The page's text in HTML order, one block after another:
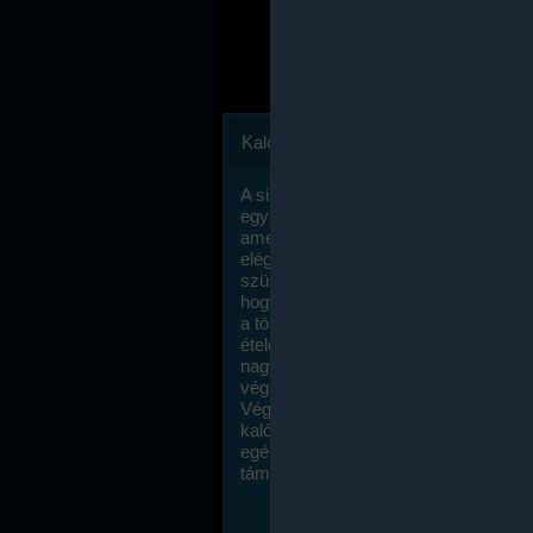
Kalóriaszámlálás
A sikeres fogyás titka valójában igen
egyszerű: égess több energiát, mint
amennyit beviszel. Természetesen
elég nagy fegyelemre és akaraterőre
szükség, de meglepődve fogod
hogy a kalóriaszámolás mennyire
a többi diétához képest. Itt nincsenek
ételek és a megengedett kalóriabevitelt
nagymértékben növelheted ha
végzel.
Végül, de nem utolsó sorban, a
kalóriaszámolás módszerét a legtöbb
egészségügyi szakorvos ajánlja és
támogatja.